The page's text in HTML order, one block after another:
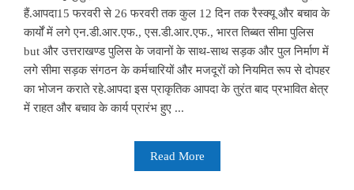
हैं.आपदा15 फरवरी से 26 फरवरी तक कुल 12 दिन तक रैस्क्यू और बचाव के
कार्यों में लगे एन.डी.आर.एफ., एस.डी.आर.एफ., भारत तिब्बत सीमा पुलिस
but और उत्तराखण्ड पुलिस के जवानों के साथ-साथ सड़क और पुल निर्माण में
लगे सीमा सड़क संगठन के कर्मचारियों और मजदूरों को नियमित रूप से दोपहर
का भोजन कराते रहे.आपदा इस प्राकृतिक आपदा के तुरंत बाद प्रभावित क्षेत्र
में राहत और बचाव के कार्य प्रारंभ हुए ...
Read More